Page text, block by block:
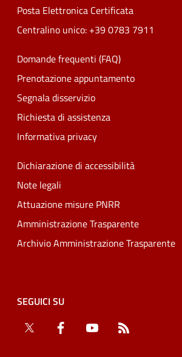
Posta Elettronica Certificata
Centralino unico: +39 0783 7911
Domande frequenti (FAQ)
Prenotazione appuntamento
Segnala disservizio
Richiesta di assistenza
Informativa privacy
Dichiarazione di accessibilità
Note legali
Attuazione misure PNRR
Amministrazione Trasparente
Archivio Amministrazione Trasparente
SEGUICI SU
Twitter
Facebook YouTube